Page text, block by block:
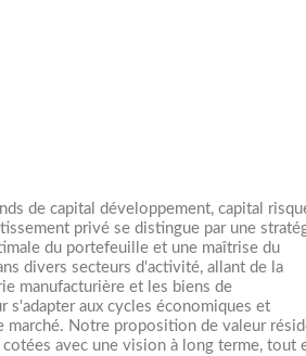
de capital développement, capital
privé se distingue par une
du portefeuille et une maîtrise du
divers secteurs d'activité, allant de la
manufacturière et les biens de
aux cycles économiques et
Notre proposition de valeur
avec une vision à long terme, tout